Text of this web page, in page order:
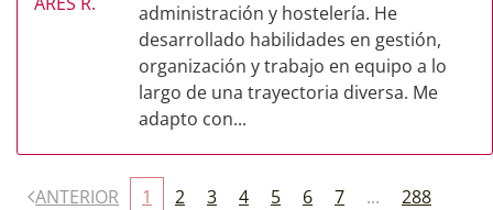
administración y hostelería. He
desarrollado habilidades en gestión,
organización y trabajo en equipo a lo
largo de una trayectoria diversa. Me
adapto con...
ANTERIOR 1 2 3 4 5 6 7 ...
288